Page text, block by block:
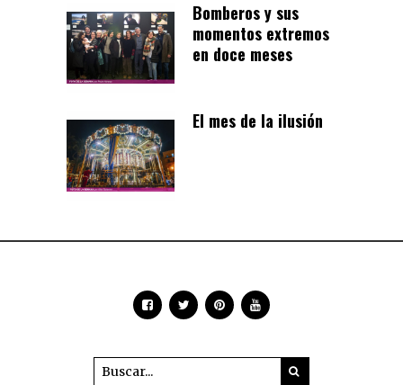
Bomberos y sus
momentos extremos
en doce meses
El mes de la ilusión